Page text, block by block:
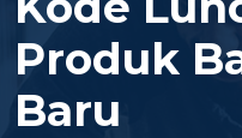
Produk
Baru